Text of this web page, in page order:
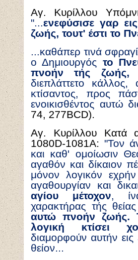
Αγ. Κυρίλλου
"...ενεφύσισε γαρ
ζωής, τουτ' έστι το
...καθάπερ τινά
ο Δημιουργός το
πνοήν τής ζωής,
διεπλάττετο κάλλος,
κτίσαντος, προς
ενοικισθέντος αυτώ
74, 277ΒCD).
Αγ. Κυρίλλου Κατά
1080D-1081A: "Τον
και καθ' ομοίωσιν
αγαθόν και δίκαιον
μόνον λογικόν εχρήν
αγαθουργίαν και
αγίου μέτοχον,
χαρακτήρας τής
αυτώ πνοήν ζωής.
λογική κτίσει
διαμορφούν αυτήν εις
θείον...